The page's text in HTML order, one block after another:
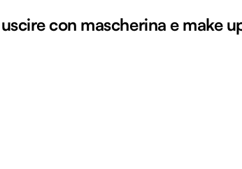
con mascherina e make